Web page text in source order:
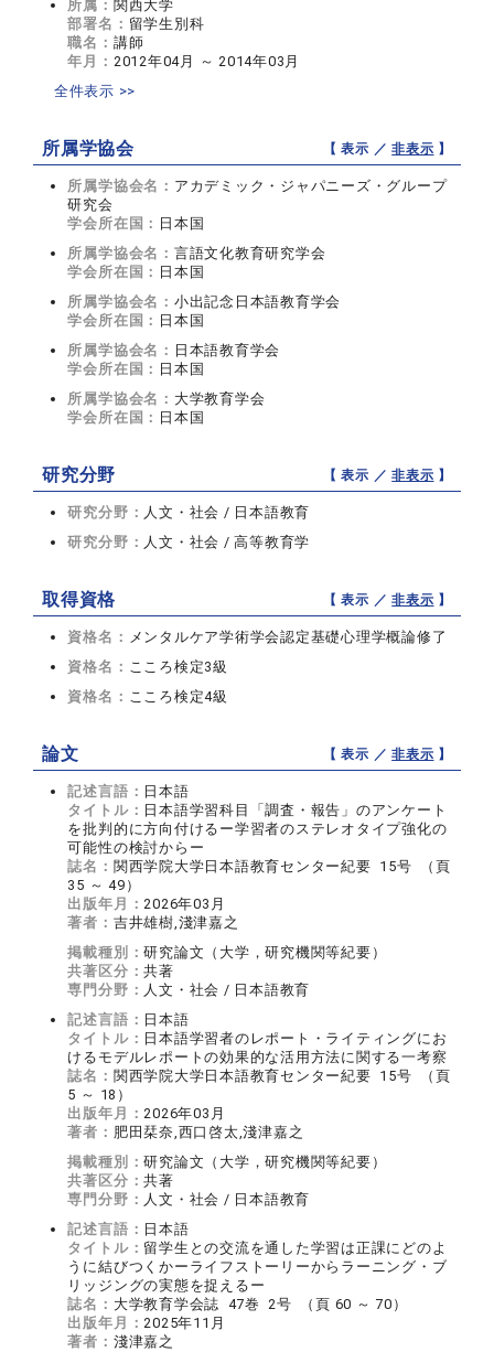
所属： 関西大学
部署名： 留学生別科
職名： 講師
年月： 2012年04月 ～ 2014年03月
全件表示 >>
所属学協会 【 表示 ／非表示 】
所属学協会名： アカデミック・ジャパニーズ・グループ
研究会
学会所在国： 日本国
所属学協会名： 言語文化教育研究学会
学会所在国： 日本国
所属学協会名： 小出記念日本語教育学会
学会所在国： 日本国
所属学協会名： 日本語教育学会
学会所在国： 日本国
所属学協会名： 大学教育学会
学会所在国： 日本国
研究分野 【 表示 ／非表示 】
研究分野： 人文・社会 / 日本語教育
研究分野： 人文・社会 / 高等教育学
取得資格 【 表示 ／非表示 】
資格名： メンタルケア学術学会認定基礎心理学概論修了
資格名： こころ検定3級
資格名： こころ検定4級
論文 【 表示 ／非表示 】
記述言語： 日本語
タイトル： 日本語学習科目「調査・報告」のアンケート
を批判的に方向付けるー学習者のステレオタイプ強化の
可能性の検討からー
誌名： 関西学院大学日本語教育センター紀要 15号 （頁
35 ～ 49）
出版年月：2026年03月
著者： 吉井雄樹,淺津嘉之
掲載種別：研究論文（大学，研究機関等紀要）
共著区分：共著
専門分野： 人文・社会 / 日本語教育
記述言語： 日本語
タイトル： 日本語学習者のレポート・ライティングにお
けるモデルレポートの効果的な活用方法に関する一考察
誌名： 関西学院大学日本語教育センター紀要 15号 （頁
5 ～ 18）
出版年月：2026年03月
著者： 肥田栞奈,西口啓太,淺津嘉之
掲載種別：研究論文（大学，研究機関等紀要）
共著区分：共著
専門分野： 人文・社会 / 日本語教育
記述言語： 日本語
タイトル： 留学生との交流を通した学習は正課にどのよ
うに結びつくかーライフストーリーからラーニング・ブ
リッジングの実態を捉えるー
誌名： 大学教育学会誌 47巻 2号 （頁 60 ～ 70）
出版年月：2025年11月
著者： 淺津嘉之